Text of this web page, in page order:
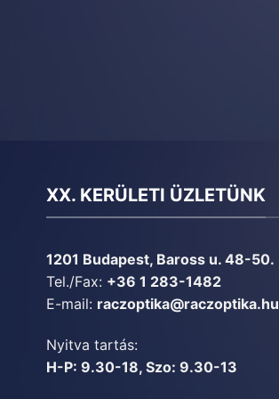
XX. KERÜLETI ÜZLETÜNK
1201 Budapest, Baross u. 48-50.
Tel./Fax: +36 1 283-1482
E-mail: raczoptika@raczoptika.hu
Nyitva tartás:
H-P: 9.30-18, Szo: 9.30-13